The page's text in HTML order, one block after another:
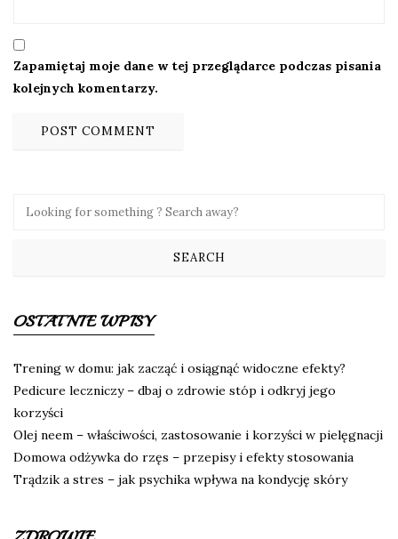
Zapamiętaj moje dane w tej przeglądarce podczas pisania
kolejnych komentarzy.
OSTATNIE WPISY
Trening w domu: jak zacząć i osiągnąć widoczne efekty?
Pedicure leczniczy – dbaj o zdrowie stóp i odkryj jego
korzyści
Olej neem – właściwości, zastosowanie i korzyści w pielęgnacji
Domowa odżywka do rzęs – przepisy i efekty stosowania
Trądzik a stres – jak psychika wpływa na kondycję skóry